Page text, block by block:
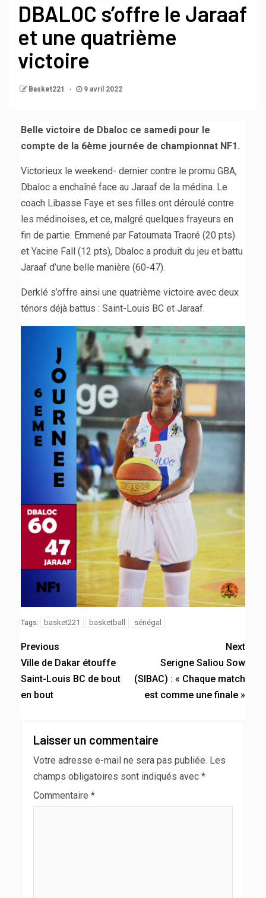
DBALOC s’offre le Jaraaf
et une quatrième
victoire
Basket221 9 avril 2022
Belle victoire de Dbaloc ce samedi pour le
compte de la 6ème journée de championnat NF1.
Victorieux le weekend- dernier contre le promu GBA,
Dbaloc a enchaîné face au Jaraaf de la médina. Le
coach Libasse Faye et ses filles ont déroulé contre
les médinoises, et ce, malgré quelques frayeurs en
fin de partie. Emmené par Fatoumata Traoré (20 pts)
et Yacine Fall (12 pts), Dbaloc a produit du jeu et battu
Jaraaf d’une belle manière (60-47).
Derklé s’offre ainsi une quatrième victoire avec deux
ténors déjà battus : Saint-Louis BC et Jaraaf.
Tags: basket221 basketball sénégal
Previous
Ville de Dakar étouffe
Saint-Louis BC de bout
en bout
Next
Serigne Saliou Sow
(SIBAC) : « Chaque match
est comme une finale »
Laisser un commentaire
Votre adresse e-mail ne sera pas publiée. Les
champs obligatoires sont indiqués avec *
Commentaire *